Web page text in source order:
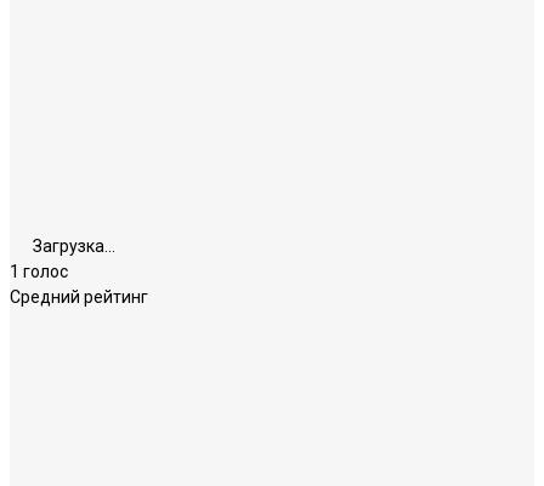
Загрузка...
1 голос
Средний рейтинг